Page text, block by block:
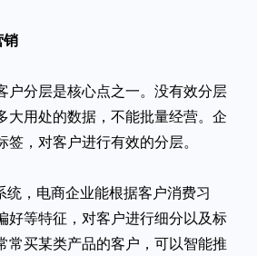
销
户分层是核心点之一。没有效分层
大用处的数据，不能批量经营。企
，对客户进行有效的分层。
统，电商企业能根据客户消费习
好等特征，对客户进行细分以及标
常买某类产品的客户，可以智能推